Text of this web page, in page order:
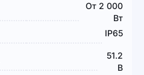
От 2 000
Вт
IP65
51.2
В